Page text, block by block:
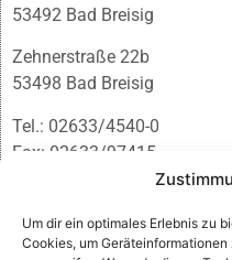
Um dir ein optimales Erlebnis zu
Cookies, um
53492 Bad Breisig
Zehnerstraße 22b
53498 Bad Breisig
Tel.: 02633/4540-0
Fax: 02633/97415
infobb@blmedien.de